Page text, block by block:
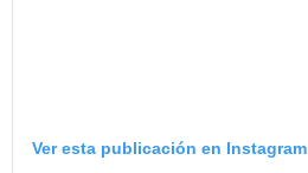
Ver esta publicación en Instagram